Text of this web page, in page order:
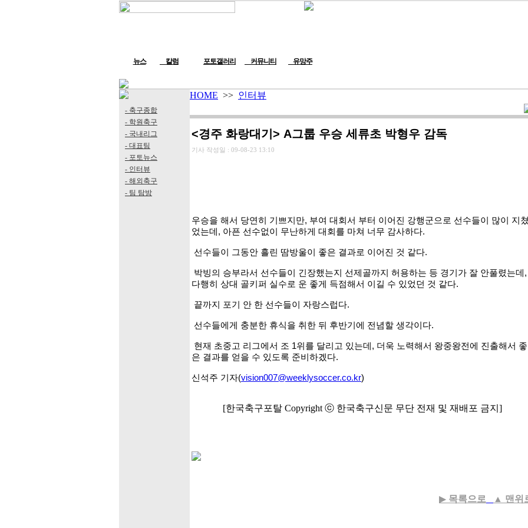
뉴스 칼럼 포토갤러리 커뮤니티 유망주
- 축구종합
- 학원축구
- 국내리그
- 대표팀
- 포토뉴스
- 인터뷰
- 해외축구
- 팀 탐방
HOME >> 인터뷰
<경주 화랑대기> A그룹 우승 세류초 박형우 감독
기사 작성일 : 09-08-23 13:10
우승을 해서 당연히 기쁘지만, 부여 대회서 부터 이어진 강행군으로 선수들이 많이 지
었는데, 아픈 선수없이 무난하게 대회를 마쳐 너무 감사하다.
선수들이 그동안 흘린 땀방울이 좋은 결과로 이어진 것 같다.
박빙의 승부라서 선수들이 긴장했는지 선제골까지 허용하는 등 경기가 잘 안풀렸는데,
다행히 상대 골키퍼 실수로 운 좋게 득점해서 이길 수 있었던 것 같다.
끝까지 포기 안 한 선수들이 자랑스럽다.
선수들에게 충분한 휴식을 취한 뒤 후반기에 전념할 생각이다.
현재 초중고 리그에서 조 1위를 달리고 있는데, 더욱 노력해서 왕중왕전에 진출해서 좋
은 결과를 얻을 수 있도록 준비하겠다.
신석주 기자(vision007@weeklysoccer.co.kr)
[한국축구포탈 Copyright ⓒ 한국축구신문 무단 전재 및 재배포 금지]
▶ 목록으로 ▲ 맨위